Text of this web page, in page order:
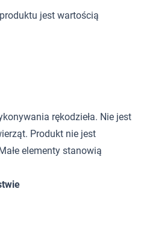
jest wartością
rękodzieła. Nie jest
Produkt nie jest
elementy stanowią